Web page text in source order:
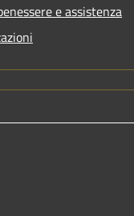
e assistenza